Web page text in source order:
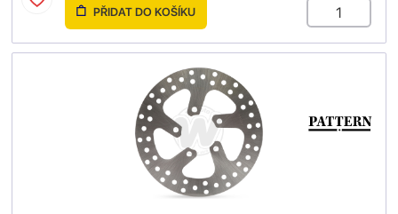
PŘIDAT DO KOŠÍKU